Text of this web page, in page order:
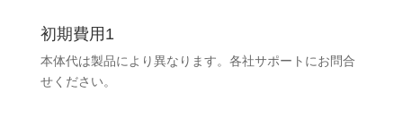
初期費用1
本体代は製品により異なります。各社サポートにお問合
せください。